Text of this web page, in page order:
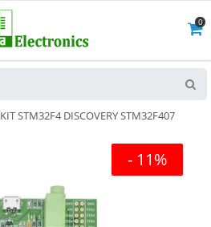
0
KIT STM32F4 DISCOVERY STM32F407
- 11%